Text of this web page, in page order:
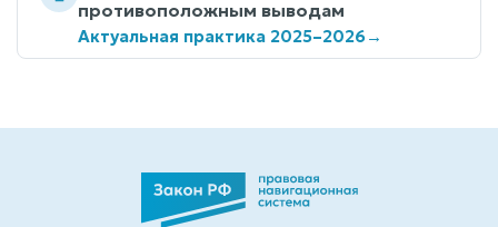
противоположным выводам
Актуальная практика 2025–2026→